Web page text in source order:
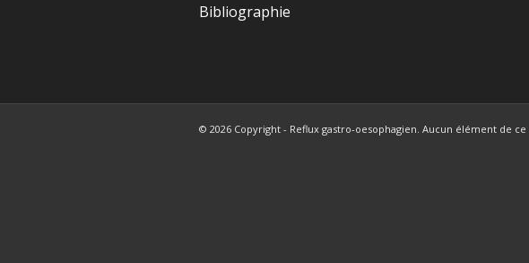
Bibliographie
© 2026 Copyright - Reflux gastro-oesophagien. Aucun élément de